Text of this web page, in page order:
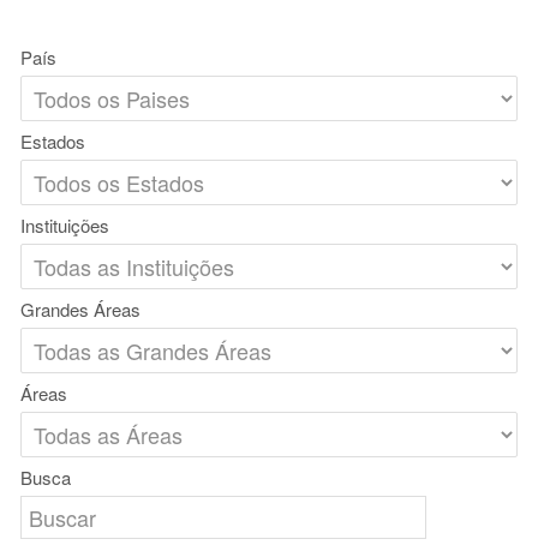
País
Estados
Instituições
Grandes Áreas
Áreas
Busca